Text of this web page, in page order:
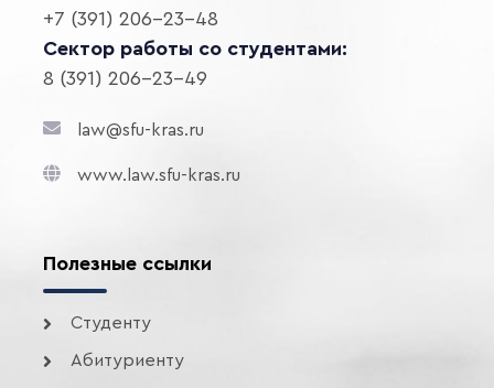
+7 (391) 206-23-48
Сектор работы со студентами:
8 (391) 206-23-49
law@sfu-kras.ru
www.law.sfu-kras.ru
Полезные ссылки
Студенту
Абитуриенту